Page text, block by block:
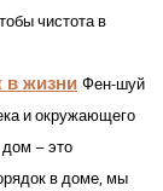
чистота в
в жизни Фен-шуй
и окружающего
– это
в доме, мы